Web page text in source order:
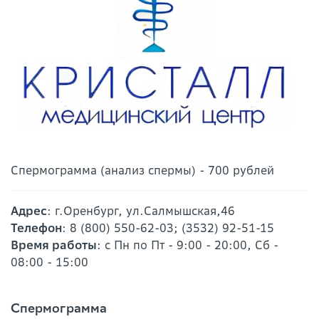
Спермограмма (анализ спермы) - 700 рублей
Адрес: г.Оренбург, ул.Салмышская,46
Телефон: 8 (800) 550-62-03; (3532) 92-51-15
Время работы: с Пн по Пт - 9:00 - 20:00, Сб -
08:00 - 15:00
Спермограмма